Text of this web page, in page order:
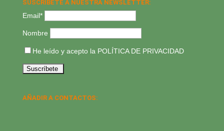
SUSCRÍBETE A NUESTRA NEWSLETTER:
Email*
Nombre
He leído y acepto la POLÍTICA DE PRIVACIDAD
AÑADIR A CONTACTOS: